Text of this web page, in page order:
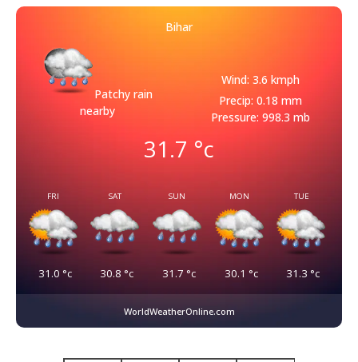
Bihar
Patchy rain
nearby
Wind: 3.6 kmph
Precip: 0.18 mm
Pressure: 998.3 mb
31.7 °c
FRI
31.0 °c
SAT
30.8 °c
SUN
31.7 °c
MON
30.1 °c
TUE
31.3 °c
WorldWeatherOnline.com